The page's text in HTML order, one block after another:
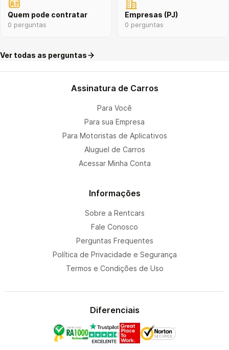
Quem pode contratar
0 perguntas
Empresas (PJ)
0 perguntas
Ver todas as perguntas
Assinatura de Carros
Para Você
Para sua Empresa
Para Motoristas de Aplicativos
Aluguel de Carros
Acessar Minha Conta
Informações
Sobre a Rentcars
Fale Conosco
Perguntas Frequentes
Política de Privacidade e Segurança
Termos e Condições de Uso
Diferenciais